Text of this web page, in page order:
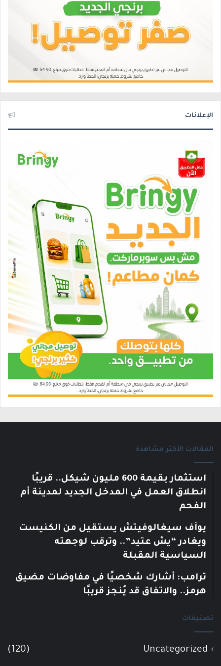
الإعلانات
المقالات الأكثر مشاهدة
استثمار بقيمة 600 مليون شيكل.. قريبًا
انطلاق العمل في المدخل الجديد لمدينة أم
الفحم
يوآف سيغالوفيتش يستقيل من الكنيست
ويغادر “يش عتيد”.. وترقب لوجهته
السياسية المقبلة
ترامب: أشارك شخصيًا في مفاوضات مضيق
هرمز.. والاتفاق قد يُنجز قريبًا
تصنيفات
Uncategorized
(120)